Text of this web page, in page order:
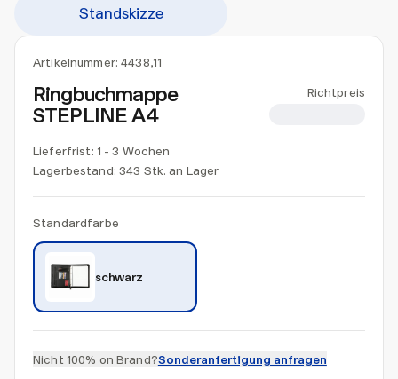
Artikelnummer:4438,11
Ringbuchmappe
STEPLINE A4
Richtpreis
Lieferfrist: 1 - 3 Wochen
Lagerbestand: 343 Stk. an Lager
Standardfarbe
schwarz
Nicht 100% on Brand?Sonderanfertigung anfragen
Standskizze